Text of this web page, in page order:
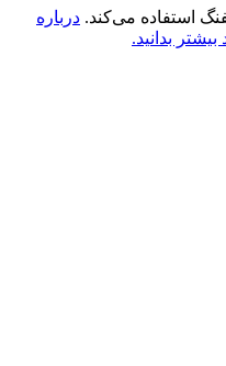
استفاده می‌کند. درباره
بدانید.